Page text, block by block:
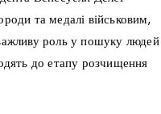
та медалі військовим,
роль у пошуку людей
до етапу розчищення